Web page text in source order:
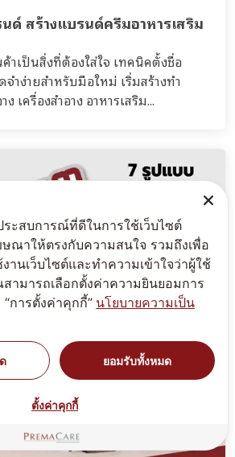
ด์ สร้างแบรนด์ครีมอาหารเสริม
าเป็นสิ่งที่ต้องใส่ใจ เทคนิคตั้งชื่อ
ำง่ายสำหรับมือใหม่ เริ่มสร้างทำ
เครื่องสำอาง อาหารเสริม...
ระสบการณ์ที่ดีในการใช้เว็บไซต์
ณาให้ตรงกับความสนใจ รวมถึงเพื่อ
านเว็บไซต์และทำความเข้าใจว่าผู้ใช้
ามารถเลือกตั้งค่าความยินยอมการ
การตั้งค่าคุกกี้” นโยบายความเป็น
ยอมรับทั้งหมด
ตั้งค่าคุกกี้